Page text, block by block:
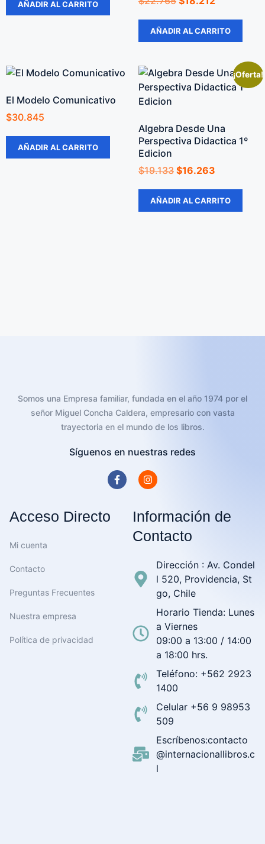
AÑADIR AL CARRITO
AÑADIR AL CARRITO
El Modelo Comunicativo
$30.845
AÑADIR AL CARRITO
¡Oferta!
Algebra Desde Una
Perspectiva Didactica 1º
Edicion
$19.133 $16.263
AÑADIR AL CARRITO
Somos una Empresa familiar, fundada en el año 1974 por el
señor Miguel Concha Caldera, empresario con vasta
trayectoria en el mundo de los libros.
Síguenos en nuestras redes
Acceso Directo
Mi cuenta
Contacto
Preguntas Frecuentes
Nuestra empresa
Política de privacidad
Información de
Contacto
Dirección : Av. Condel
l 520, Providencia, St
go, Chile
Horario Tienda: Lunes
a Viernes
09:00 a 13:00 / 14:00
a 18:00 hrs.
Teléfono: +562 2923
1400
Celular +56 9 98953
509
Escríbenos:contacto
@internacionallibros.c
l